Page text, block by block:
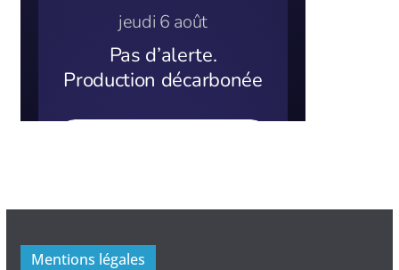
Mentions légales